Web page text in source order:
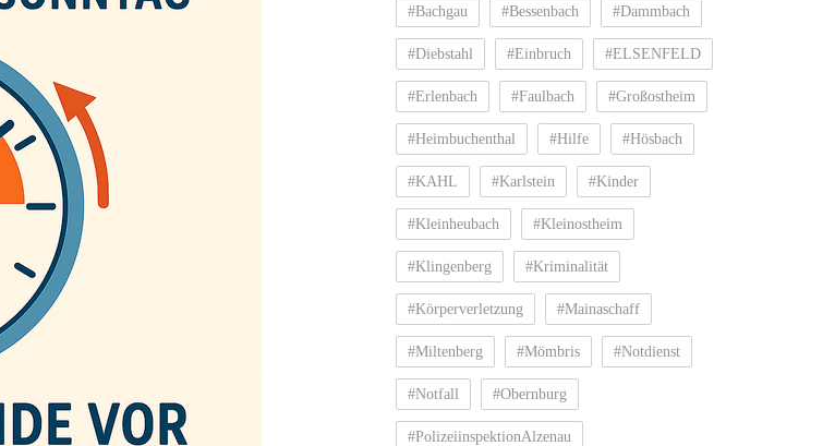
#Bachgau #Bessenbach #Dammbach
#Diebstahl #Einbruch #ELSENFELD
#Erlenbach #Faulbach #Großostheim
#Heimbuchenthal #Hilfe #Hösbach
#KAHL #Karlstein #Kinder
#Kleinheubach #Kleinostheim
#Klingenberg #Kriminalität
#Körperverletzung #Mainaschaff
#Miltenberg #Mömbris #Notdienst
#Notfall #Obernburg
#PolizeiinspektionAlzenau